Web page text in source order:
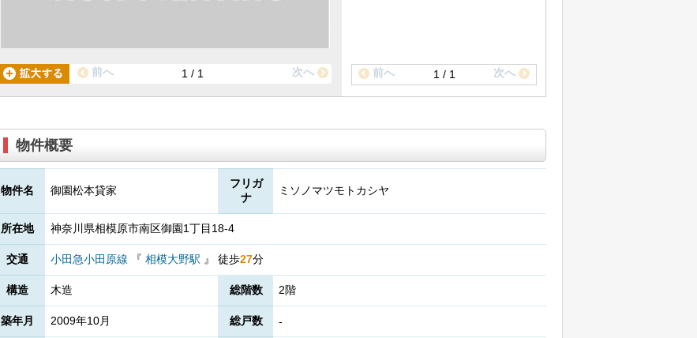
1 / 1
前へ 次へ 1 / 1
前へ 次へ
物件概要
物件名 御園松本貸家
フリガ
ナ
ミソノマツモトカシヤ
所在地 神奈川県相模原市南区御園1丁目18-4
交通 小田急小田原線 『 相模大野駅 』 徒歩27分
構造 木造 総階数 2階
築年月 2009年10月 総戸数 -